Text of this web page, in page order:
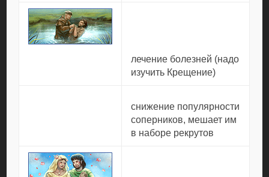
лечение болезней (надо
изучить Крещение)
снижение популярности
соперников, мешает им
в наборе рекрутов